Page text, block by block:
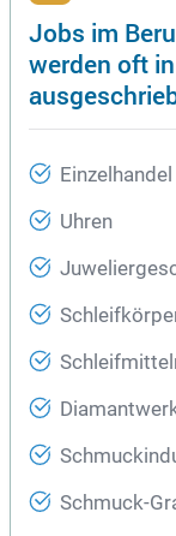
Jobs im
werden oft
Einzelhandel
Uhren
Schmuck-